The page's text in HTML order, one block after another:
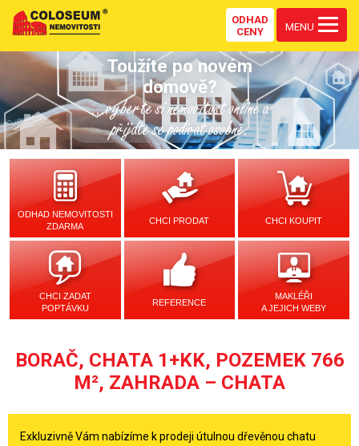
ODHAD
CENY
MENU
Toužíte po novém
domově?
...vyberte si nemovitost online a
přijďte se podívat osobně.
ODHAD NEMOVITOSTI
ZDARMA
CHCI PRODAT CHCI KOUPIT
CHCI ZADAT
POPTÁVKU
REFERENCE
MAKLÉŘI
A JEJICH WEBY
BORAČ, CHATA 1+KK, POZEMEK 766
M², ZAHRADA – CHATA
Exkluzivně Vám nabízíme k prodeji útulnou dřevěnou chatu